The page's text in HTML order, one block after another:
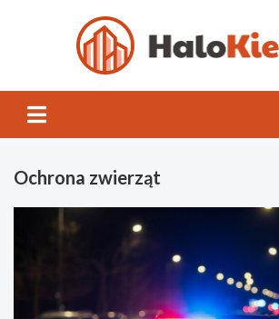
Ochrona zwierząt